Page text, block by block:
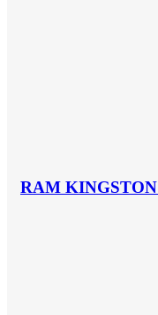
رم دسکتاپ کینگستون 2گیگابایت RAM KINGSTON